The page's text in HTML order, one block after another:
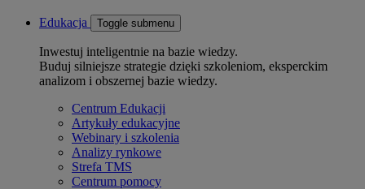
Edukacja Toggle submenu
Inwestuj inteligentnie na bazie wiedzy.
Buduj silniejsze strategie dzięki szkoleniom, eksperckim
analizom i obszernej bazie wiedzy.
Centrum Edukacji
Artykuły edukacyjne
Webinary i szkolenia
Analizy rynkowe
Strefa TMS
Centrum pomocy